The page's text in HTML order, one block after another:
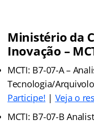
Ministério da
Inovação –
MCTI: B7-07-A –
Tecnologia/
Participe! | Veja o
MCTI: B7-07-B